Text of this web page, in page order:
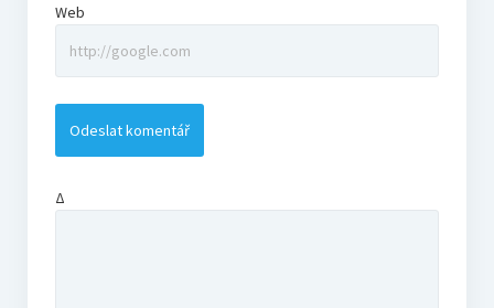
Web
Δ